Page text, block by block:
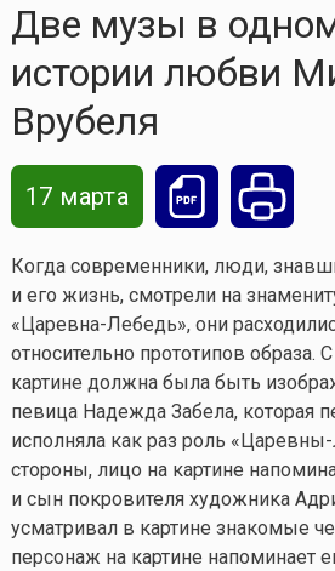
Две музы в
истории любви
Врубеля
17 марта
Когда современники, люди,
и его жизнь, смотрели на
«Царевна-Лебедь», они
относительно прототипов образа.
картине должна была быть
певица Надежда Забела, которая
исполняла как раз роль
стороны, лицо на картине
и сын покровителя художника
усматривал в картине знакомые
персонаж на картине напоминает